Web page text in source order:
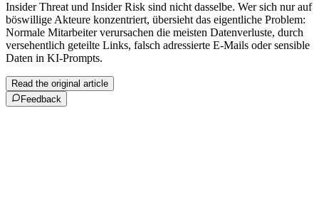
Insider Threat und Insider Risk sind nicht dasselbe. Wer sich nur auf
bös­willige Akteure konzentriert, übersieht das eigentliche Problem:
Normale Mit­ar­bei­ter verursachen die meisten Datenverluste, durch
versehentlich ge­teil­te Links, falsch adressierte E-Mails oder sensible
Daten in KI-Prompts.
Read the original article
Feedback